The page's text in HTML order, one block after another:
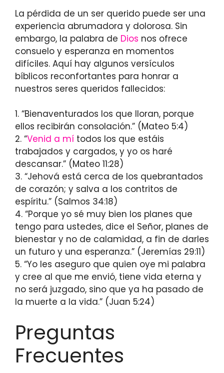
La pérdida de un ser querido puede ser una
experiencia abrumadora y dolorosa. Sin
embargo, la palabra de Dios nos ofrece
consuelo y esperanza en momentos
difíciles. Aquí hay algunos versículos
bíblicos reconfortantes para honrar a
nuestros seres queridos fallecidos:
1. “Bienaventurados los que lloran, porque
ellos recibirán consolación.” (Mateo 5:4)
2. “Venid a mí todos los que estáis
trabajados y cargados, y yo os haré
descansar.” (Mateo 11:28)
3. “Jehová está cerca de los quebrantados
de corazón; y salva a los contritos de
espíritu.” (Salmos 34:18)
4. “Porque yo sé muy bien los planes que
tengo para ustedes, dice el Señor, planes de
bienestar y no de calamidad, a fin de darles
un futuro y una esperanza.” (Jeremías 29:11)
5. “Yo les aseguro que quien oye mi palabra
y cree al que me envió, tiene vida eterna y
no será juzgado, sino que ya ha pasado de
la muerte a la vida.” (Juan 5:24)
Preguntas
Frecuentes